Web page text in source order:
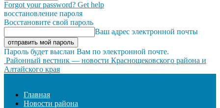
Forgot your password? Get help
восстановление пароля
Восстановите свой пароль
Ваш адрес электронной почты
Пароль будет выслан Вам по электронной почте.
Районный вестник — новости Краснощековского района и
Алтайского края
Главная
Новости района